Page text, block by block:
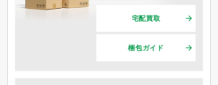
宅配買取
梱包ガイド